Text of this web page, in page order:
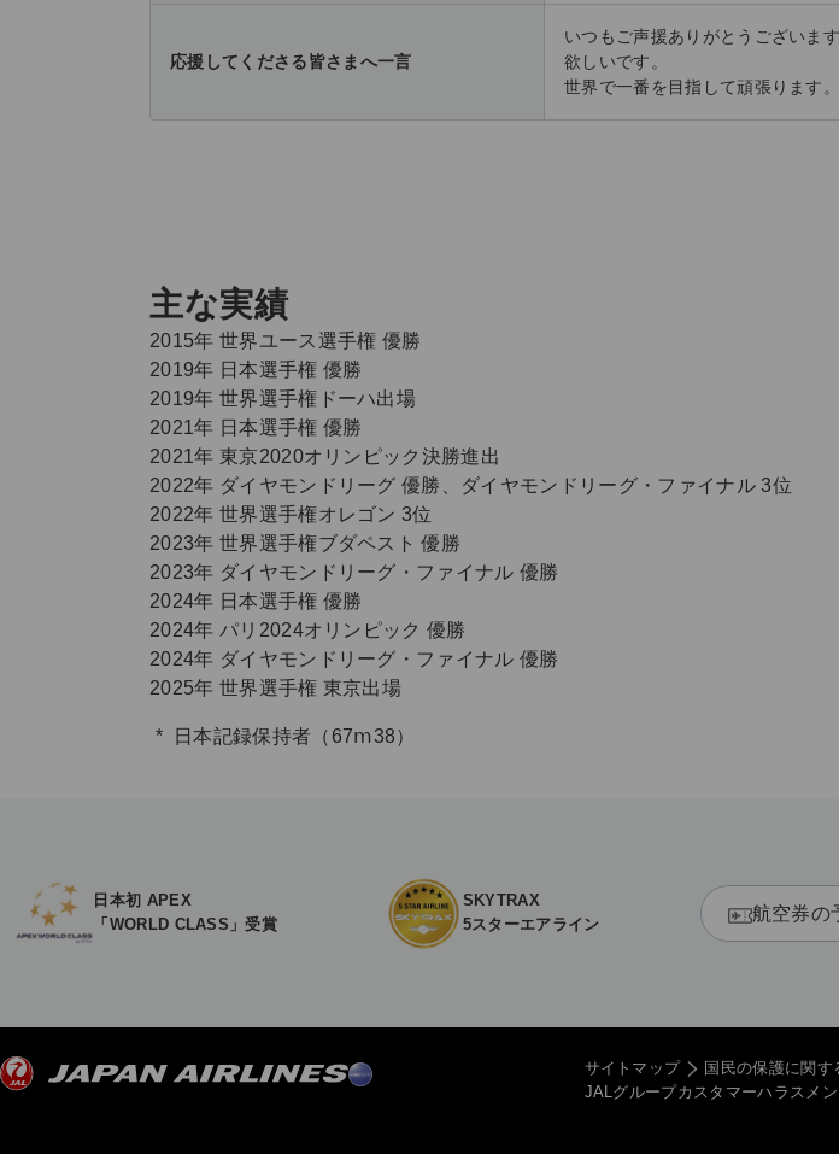
応援してくださる皆さまへ一言
いつもご声援ありがとうございま
欲しいです。
世界で一番を目指して頑張ります
主な実績
2015年 世界ユース選手権 優勝
2019年 日本選手権 優勝
2019年 世界選手権ドーハ出場
2021年 日本選手権 優勝
2021年 東京2020オリンピック決勝進出
2022年 ダイヤモンドリーグ 優勝、ダイヤモンドリーグ・ファイナル 3位
2022年 世界選手権オレゴン 3位
2023年 世界選手権ブダペスト 優勝
2023年 ダイヤモンドリーグ・ファイナル 優勝
2024年 日本選手権 優勝
2024年 パリ2024オリンピック 優勝
2024年 ダイヤモンドリーグ・ファイナル 優勝
2025年 世界選手権 東京出場
日本記録保持者（67ⅿ38）
日本初 APEX
「WORLD CLASS」受賞
SKYTRAX
5スターエアライン
航空券の
サイトマップ 国民の保護に関す
JALグループカスタマーハラスメ